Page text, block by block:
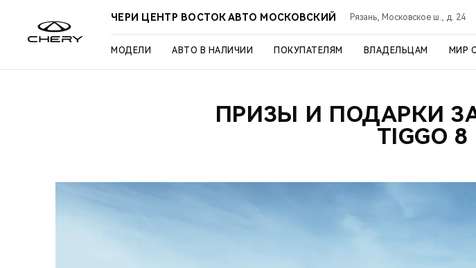
ЧЕРИ ЦЕНТР ВОСТОК АВТО МОСКОВСКИЙ Рязань, Московское ш., д. 24
МОДЕЛИ АВТО В НАЛИЧИИ ПОКУПАТЕЛЯМ ВЛАДЕЛЬЦАМ МИР
ПРИЗЫ И ПОДАРКИ ЗА
TIGGO 8